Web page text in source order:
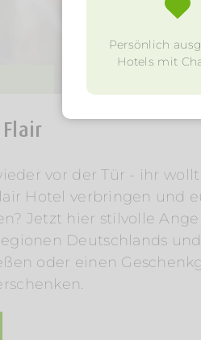
vor der Tür - ihr
Hotel verbringen und
Jetzt hier stilvolle
Deutschlands
oder einen
Persönlich
Hotels mit